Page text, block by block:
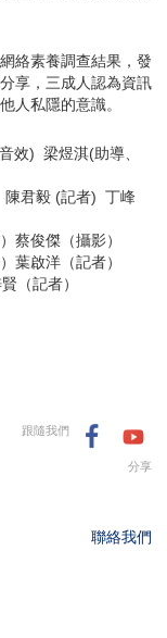
絡素養調查結果，發
享，三成人認為資訊
人私隱的意識。
效) 梁煜淇(助導、
君毅 (記者) 丁峰
蔡俊傑（攝影）
葉啟洋（記者）
（記者）
跟隨我們
分享
聯絡我們